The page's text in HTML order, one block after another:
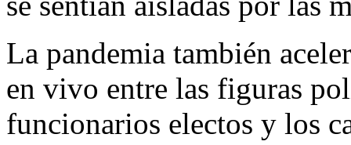
La pandemia también
en vivo entre las figuras
funcionarios electos y los